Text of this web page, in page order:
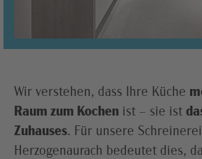
Wir verstehen, dass Ihre Küche
Raum zum Kochen ist – sie ist
Zuhauses. Für unsere
Herzogenaurach bedeutet dies,